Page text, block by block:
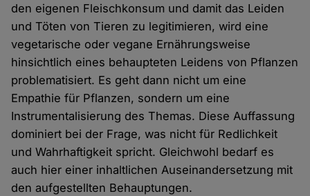
den eigenen Fleischkonsum und damit das Leiden
und Töten von Tieren zu legitimieren, wird eine
vegetarische oder vegane Ernährungsweise
hinsichtlich eines behaupteten Leidens von Pflanzen
problematisiert. Es geht dann nicht um eine
Empathie für Pflanzen, sondern um eine
Instrumentalisierung des Themas. Diese Auffassung
dominiert bei der Frage, was nicht für Redlichkeit
und Wahrhaftigkeit spricht. Gleichwohl bedarf es
auch hier einer inhaltlichen Auseinandersetzung mit
den aufgestellten Behauptungen.